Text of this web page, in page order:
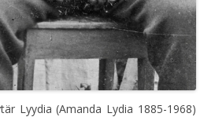
Lyydia (Amanda Lydia 1885-1968)